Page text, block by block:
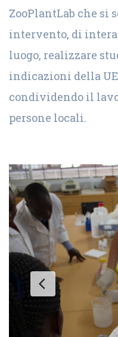
ZooPlantLab che si
intervento, di
luogo, realizzare
indicazioni della
condividendo il
persone locali.